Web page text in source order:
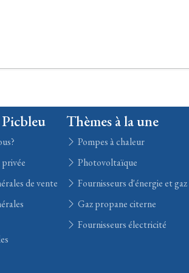
de vente
Thèmes à la une
Pompes à chaleur
Photovoltaïque
Fournisseurs d'énergie et gaz
Gaz propane citerne
Fournisseurs électricité